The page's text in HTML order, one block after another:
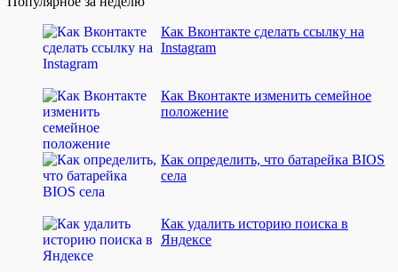
Как Вконтакте сделать ссылку на
Instagram
Как Вконтакте изменить семейное
положение
Как определить, что батарейка BIOS
села
Как удалить историю поиска в
Яндексе